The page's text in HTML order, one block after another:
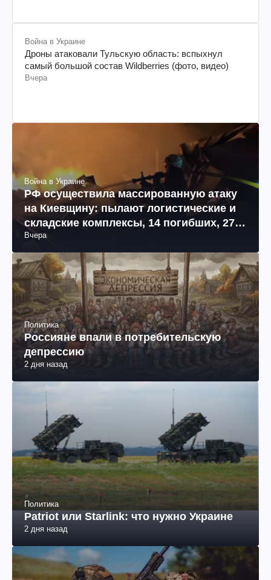
Война в Украине
Дроны атаковали Тульскую область: вспыхнул
самый большой состав Wildberries (фото, видео)
Война в Украине
РФ осуществила массированную атаку
на Киевщину: пылают логистические и
складские комплексы, 14 погибших, 27
Политика
Россияне впали в потребительскую
депрессию
Политика
Patriot или Starlink: что нужно Украине